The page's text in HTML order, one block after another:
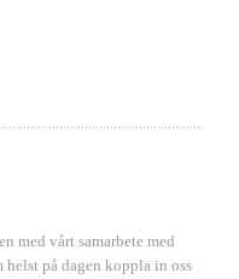
med vårt samarbete med
helst på dagen koppla in oss